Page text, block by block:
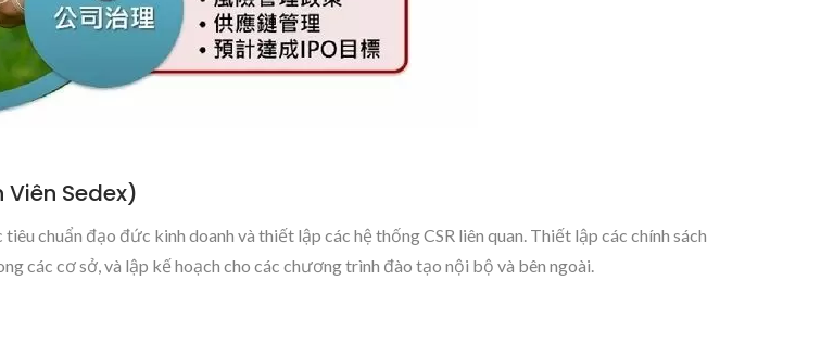
Viên Sedex)
chuẩn đạo đức kinh doanh và thiết lập các hệ thống CSR liên quan. Thiết lập các chính sách
các cơ sở, và lập kế hoạch cho các chương trình đào tạo nội bộ và bên ngoài.